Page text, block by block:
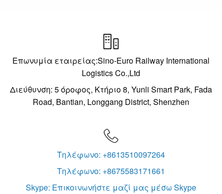

Επωνυμία εταιρείας:Sino-Euro Railway International
Logistics Co.,Ltd
Διεύθυνση: 5 όροφος, Κτήριο 8, Yunli Smart Park, Fada
Road, Bantian, Longgang District, Shenzhen

Τηλέφωνο: +8613510097264
Τηλέφωνο: +8675583171661
Skype: Επικοινωνήστε μαζί μας μέσω Skype